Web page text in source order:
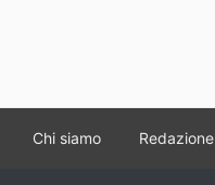
Chi siamo Redazione